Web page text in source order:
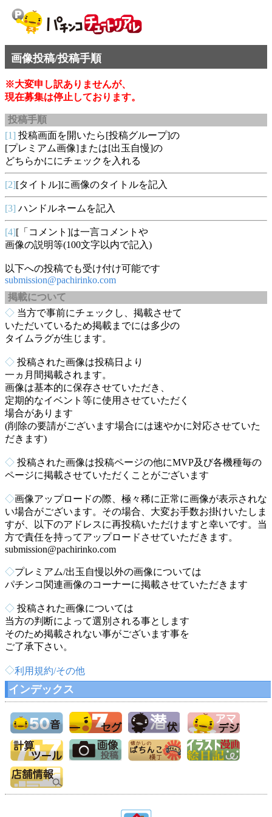
画像投稿/投稿手順
※大変申し訳ありませんが、
現在募集は停止しております。
投稿手順
[1] 投稿画面を開いたら[投稿グループ]の
[プレミアム画像]または[出玉自慢]の
どちらかににチェックを入れる
[2][タイトル]に画像のタイトルを記入
[3] ハンドルネームを記入
[4][「コメント]は一言コメントや
画像の説明等(100文字以内で記入)
以下への投稿でも受け付け可能です
submission@pachirinko.com
掲載について
◇ 当方で事前にチェックし、掲載させて
いただいているため掲載までには多少の
タイムラグが生じます。
◇ 投稿された画像は投稿日より
一ヵ月間掲載されます。
画像は基本的に保存させていただき、
定期的なイベント等に使用させていただく
場合があります
(削除の要請がございます場合には速やかに対応させていた
だきます)
◇ 投稿された画像は投稿ページの他にMVP及び各機種毎の
ページに掲載させていただくことがございます
◇画像アップロードの際、極々稀に正常に画像が表示されな
い場合がございます。その場合、大変お手数お掛けいたしま
すが、以下のアドレスに再投稿いただけますと幸いです。当
方で責任を持ってアップロードさせていただきます。
submission@pachirinko.com
◇プレミアム/出玉自慢以外の画像については
パチンコ関連画像のコーナーに掲載させていただきます
◇ 投稿された画像については
当方の判断によって選別される事とします
そのため掲載されない事がございます事を
ご了承下さい。
◇利用規約/その他
インデックス